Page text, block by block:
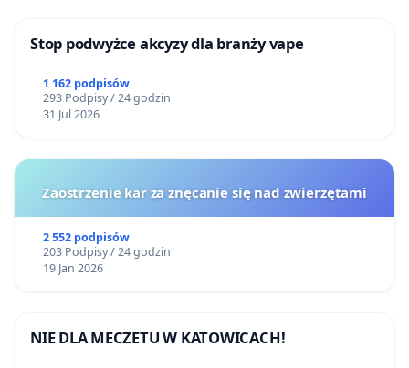
Stop podwyżce akcyzy dla branży vape
1 162 podpisów
293 Podpisy / 24 godzin
31 Jul 2026
Zaostrzenie kar za znęcanie się nad zwierzętami
2 552 podpisów
203 Podpisy / 24 godzin
19 Jan 2026
NIE DLA MECZETU W KATOWICACH!